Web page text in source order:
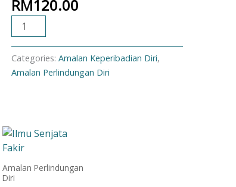
RM120.00
Categories:Amalan Keperibadian Diri,
Amalan Perlindungan Diri
Amalan Perlindungan
Diri